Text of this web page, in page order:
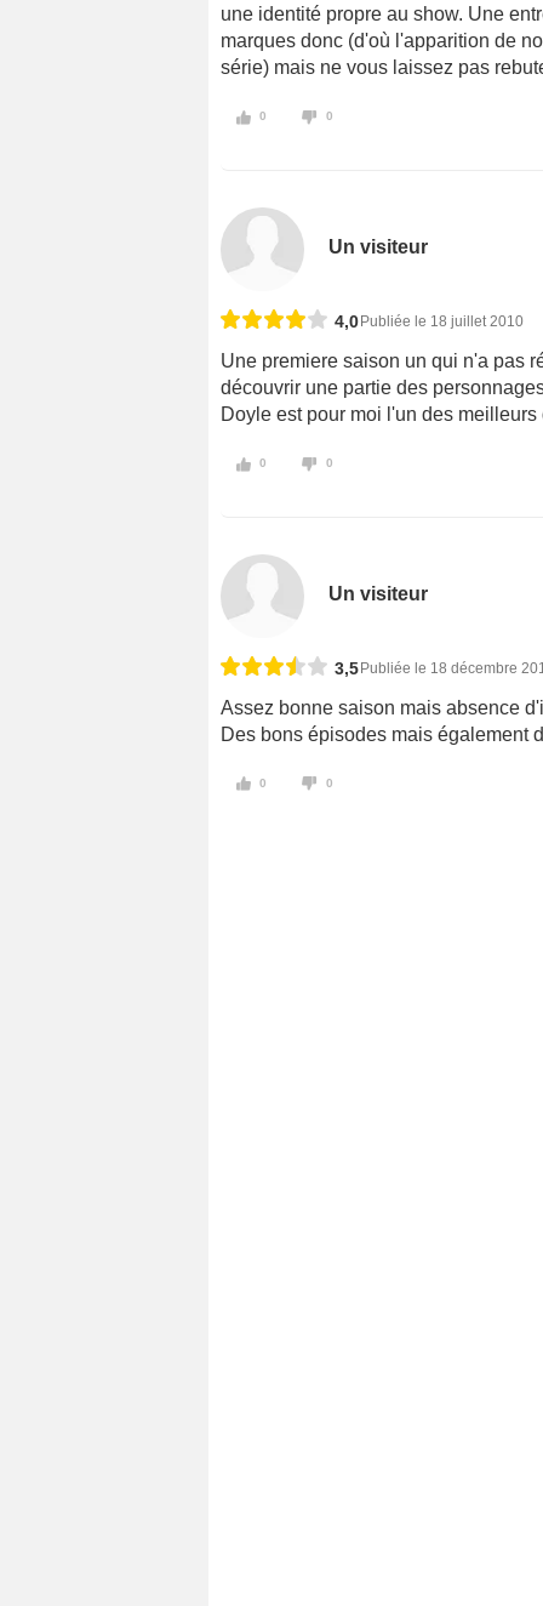
une identité propre au show. Une
marques donc (d'où l'apparition de
série) mais ne vous laissez pas
0 0
Un visiteur
4,0Publiée le 18 juillet 2010
Une premiere saison un qui n'a pas
découvrir une partie des
Doyle est pour moi l'un des
0 0
Un visiteur
3,5Publiée le 18 décembre
Assez bonne saison mais absence
Des bons épisodes mais également
0 0